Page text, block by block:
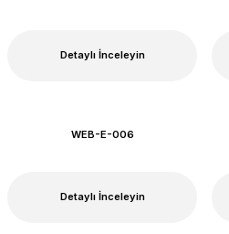
Detaylı İnceleyin
WEB-E-006
Detaylı İnceleyin